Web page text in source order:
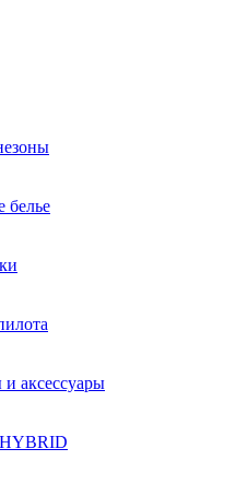
белье
аксессуары